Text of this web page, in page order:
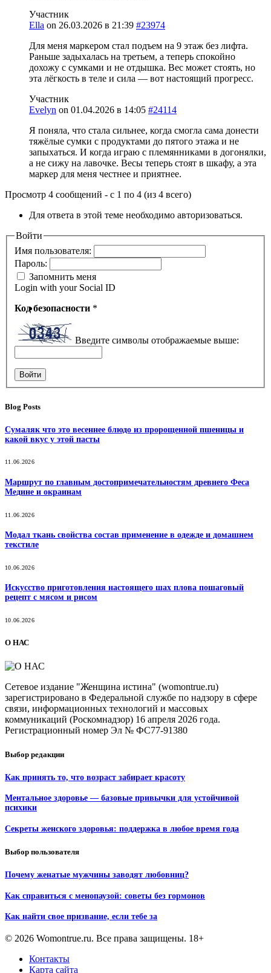
Участник
Ella on 26.03.2026 в 21:39 #23974
Для меня маркером стал подъем на 9 этаж без лифта.
Раньше задыхалась на третьем, а теперь спокойно
дохожу с сумками и не отдышка. Вес может стоять, но
эта лёгкость в теле и сила — вот настоящий прогресс.
Участник
Evelyn on 01.04.2026 в 14:05 #24114
Я поняла, что стала сильнее, когда смогла сама донести
тяжёлые сумки с продуктами до пятого этажа и не
запыхаться. И когда играю с племянниками в догонялки,
а не сижу на лавочке. Весы теперь стоят в шкафу, а эта
маркер для меня честнее и приятнее.
Просмотр 4 сообщений - с 1 по 4 (из 4 всего)
Для ответа в этой теме необходимо авторизоваться.
Войти
Имя пользователя:
Пароль:
Запомнить меня
Login with your Social ID
Код безопасности *
Введите символы отображаемые выше:
Войти
Blog Posts
Сумаляк что это весеннее блюдо из пророщенной пшеницы и
какой вкус у этой пасты
11.06.2026
Маршрут по главным достопримечательностям древнего Феса
Медине и окраинам
11.06.2026
Модал ткань свойства состав применение в одежде и домашнем
текстиле
10.06.2026
Искусство приготовления настоящего шах плова пошаговый
рецепт с мясом и рисом
10.06.2026
О НАС
Сетевое издание "Женщина истина" (womontrue.ru)
зарегистрировано в Федеральной службе по надзору в сфере
связи, информационных технологий и массовых
коммуникаций (Роскомнадзор) 16 апреля 2026 года.
Регистрационный номер Эл № ФС77-91380
Выбор редакции
Как принять то, что возраст забирает красоту
Ментальное здоровье — базовые привычки для устойчивой
психики
Секреты женского здоровья: поддержка в любое время года
Выбор пользователя
Почему женатые мужчины заводят любовниц?
Как справиться с менопаузой: советы без гормонов
Как найти свое призвание, если тебе за
© 2026 Womontrue.ru. Все права защищены. 18+
Контакты
Карта сайта